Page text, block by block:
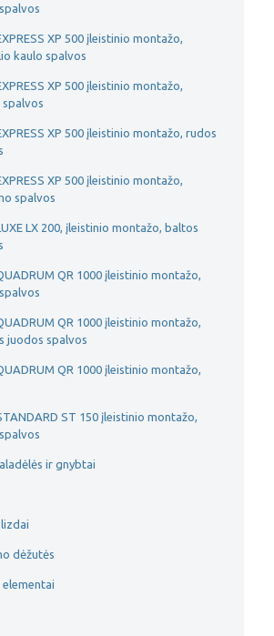
XP 500 įleistinio montažo,
kaulo spalvos
XP 500 įleistinio montažo,
XP 500 įleistinio montažo, rudos
XP 500 įleistinio montažo,
spalvos
LX 200, įleistinio montažo, baltos
QR 1000 įleistinio montažo,
QR 1000 įleistinio montažo,
juodos spalvos
QR 1000 įleistinio montažo,
ST 150 įleistinio montažo,
ir gnybtai
dėžutės